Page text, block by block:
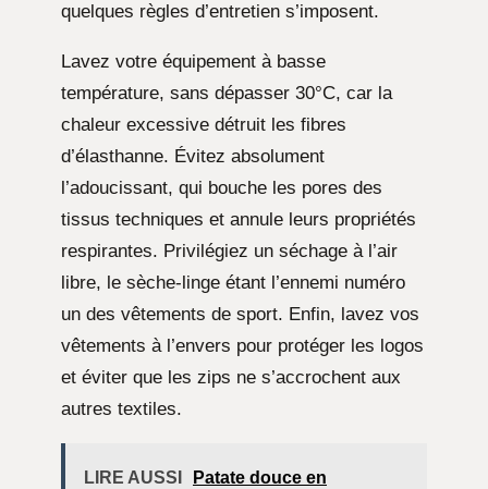
quelques règles d’entretien s’imposent.
Lavez votre équipement à basse
température, sans dépasser 30°C, car la
chaleur excessive détruit les fibres
d’élasthanne. Évitez absolument
l’adoucissant, qui bouche les pores des
tissus techniques et annule leurs propriétés
respirantes. Privilégiez un séchage à l’air
libre, le sèche-linge étant l’ennemi numéro
un des vêtements de sport. Enfin, lavez vos
vêtements à l’envers pour protéger les logos
et éviter que les zips ne s’accrochent aux
autres textiles.
LIRE AUSSI
Patate douce en